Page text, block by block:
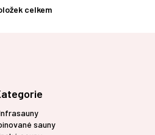
O
í
r
v
celkem
sauny